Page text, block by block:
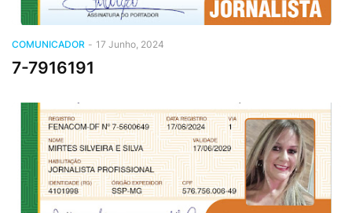
COMUNICADOR - 17 Junho, 2024
7-7916191